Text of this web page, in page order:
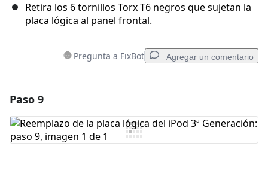
Retira los 6 tornillos Torx T6 negros que sujetan la
placa lógica al panel frontal.
Pregunta a FixBot Agregar un comentario
Agregar Comentario
Paso 9